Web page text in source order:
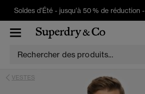
Soldes d'Été -jusqu'à 50 % de réduction -
VESTES